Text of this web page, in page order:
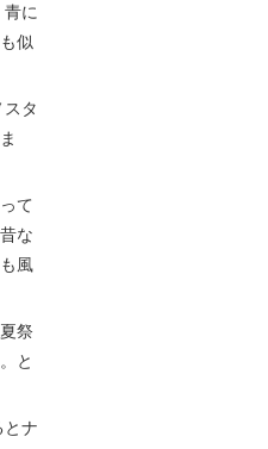
に
似
タ
て
な
風
祭
と
とナ